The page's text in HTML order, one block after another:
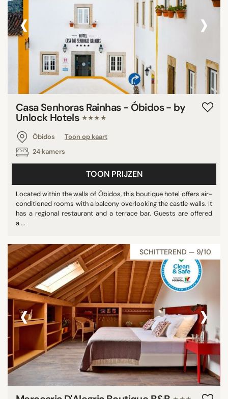
‹ ›
Casa Senhoras Rainhas - Óbidos - by
Unlock Hotels ★★★★
Óbidos
Toon op kaart
24 kamers
TOON PRIJZEN
Located within the walls of Óbidos, this boutique hotel offers air-
conditioned rooms with a balcony overlooking the castle walls. It
has a regional restaurant and a terrace bar. Guests are offered
a ...
SCHITTEREND — 9/10
‹ ›